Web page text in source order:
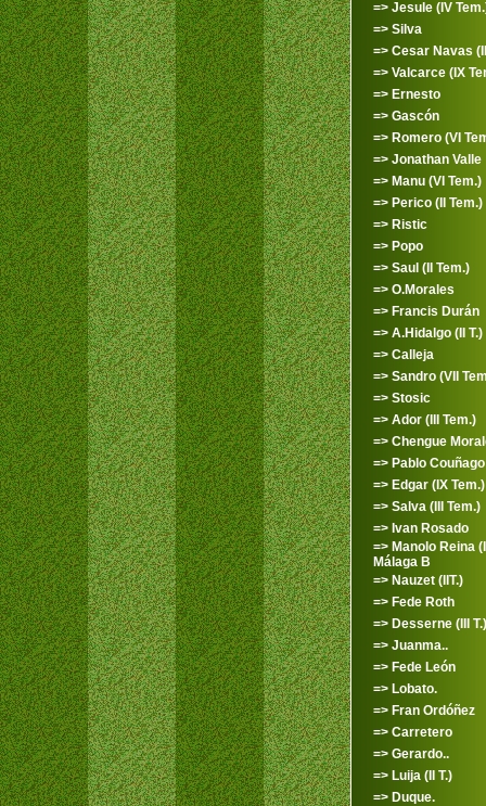
=> Jesule (IV
=> Silva
=> Cesar Navas
=> Valcarce (IX
=> Ernesto
=> Gascón
=> Romero (VI
=> Jonathan Valle
=> Manu (VI Tem.)
=> Perico (II Tem.)
=> Ristic
=> Popo
=> Saul (II Tem.)
=> O.Morales
=> Francis Durán
=> A.Hidalgo (II T.)
=> Calleja
=> Sandro (VII
=> Stosic
=> Ador (III Tem.)
=> Chengue
=> Pablo Couñago II
=> Edgar (IX Tem.)
=> Salva (III Tem.)
=> Ivan Rosado
=> Manolo Reina
Málaga B
=> Nauzet (IIT.)
=> Fede Roth
=> Desserne (III T.)
=> Juanma..
=> Fede León
=> Lobato.
=> Fran Ordóñez
=> Carretero
=> Gerardo..
=> Luija (II T.)
=> Duque.